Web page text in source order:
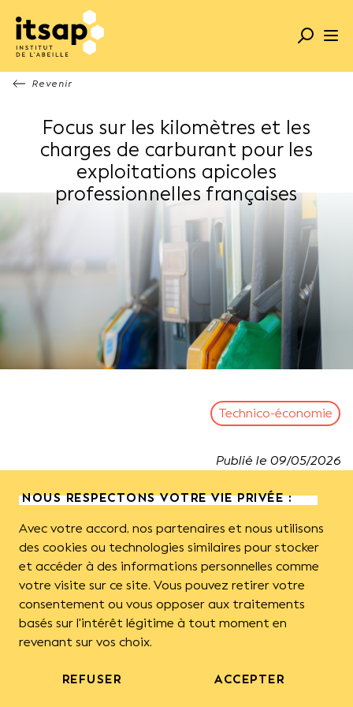
Revenir
Focus sur les kilomètres et les
charges de carburant pour les
exploitations apicoles
professionnelles françaises
Publié le 09/05/2026
Technico-économie
impact sur le prix du carburant. Pour aider les
apiculteurs professionnels français à y voir plus clair,
voici un focus sur les données technico-économiques
liées au nombre de kilomètres parcourus et aux
charges de carburant dans ce secteur.
Chiffres clés :
• 68 km parcourus par colonie hivernée en 2025 ;
NOUS RESPECTONS VOTRE VIE PRIVÉE :
Avec votre accord, nos partenaires et nous utilisons
des cookies ou technologies similaires pour stocker
et accéder à des informations personnelles comme
votre visite sur ce site. Vous pouvez retirer votre
consentement ou vous opposer aux traitements
basés sur l'intérêt légitime à tout moment en
revenant sur vos choix.
REFUSER ACCEPTER